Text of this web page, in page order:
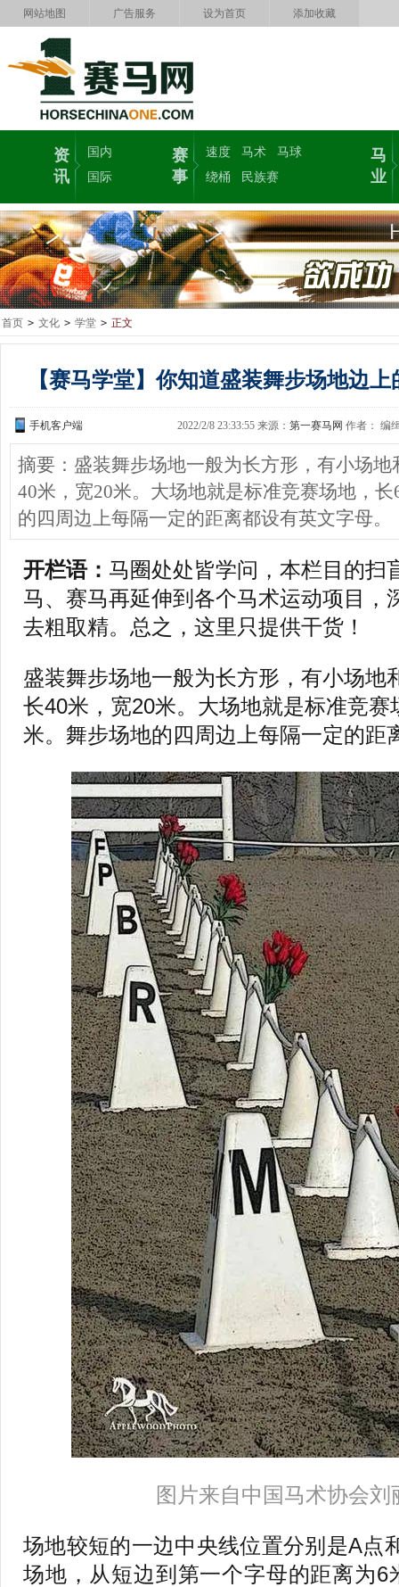
网站地图 广告服务 设为首页 添加收藏
资
讯
国内
国际
赛
事
速度 马术
马球
绕桶
民族赛
马
业
首页 > 文化 > 学堂 > 正文
【赛马学堂】你知道盛装舞步场地边
手机客户端 2022/2/8 23:33:55 来源： 第一赛马网 作者： 编
摘要：盛装舞步场地一般为长方形，有小场
40米，宽20米。大场地就是标准竞赛场地，
的四周边上每隔一定的距离都设有英文字母。
开栏语： 马圈处处皆学问，本栏目的扫
马、赛马再延伸到各个马术运动项目，
去粗取精。总之，这里只提供干货！
盛装舞步场地一般为长方形，有小场地
长40米，宽20米。大场地就是标准竞赛
米。舞步场地的四周边上每隔一定的距
图片来自中国马术协会刘
场地较短的一边中央线位置分别是A点
场地，从短边到第一个字母的距离为6